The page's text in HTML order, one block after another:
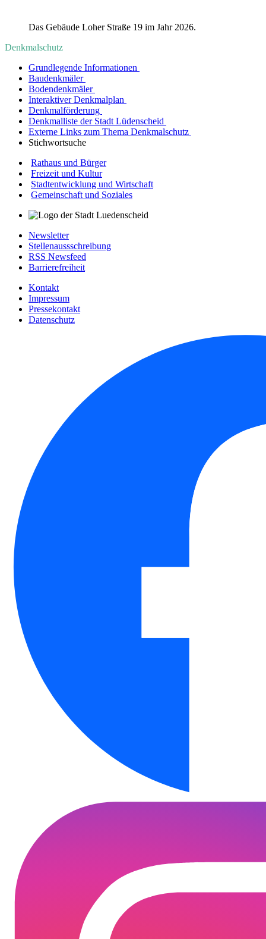
Das Gebäude Loher Straße 19 im Jahr 2026.
Denkmalschutz
Grundlegende Informationen
Baudenkmäler
Bodendenkmäler
Interaktiver Denkmalplan
Denkmalförderung
Denkmalliste der Stadt Lüdenscheid
Externe Links zum Thema Denkmalschutz
Stichwortsuche
Rathaus und Bürger
Freizeit und Kultur
Stadtentwicklung und Wirtschaft
Gemeinschaft und Soziales
Newsletter
Stellenaussschreibung
RSS Newsfeed
Barrierefreiheit
Kontakt
Impressum
Pressekontakt
Datenschutz